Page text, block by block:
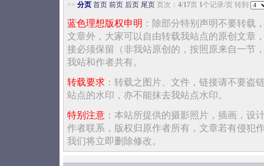
>> 分页 首页 前页 后页 尾页 页次： 4/17页 1个记录/页 转到
蓝色理想版权申明 ：除部分特别声明不要转载
文章外，大家可以自由转载我站点的原创文章
接必须保留（非我站原创的，按照原来自一节
我站和作者共有。
转载要求 ：转载之图片、文件，链接请不要盗
站点的水印，亦不能抹去我站点水印。
特别注意 ：本站所提供的摄影照片，插画，设
作者联系，版权归原作者所有，文章若有侵犯
我们将立即删除修改。